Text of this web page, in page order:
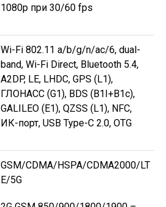
1080p при 30/60 fps
Wi-Fi 802.11 a/b/g/n/ac/6, dual-
band, Wi-Fi Direct, Bluetooth 5.4,
A2DP, LE, LHDC, GPS (L1),
ГЛОНАСС (G1), BDS (B1I+B1c),
GALILEO (E1), QZSS (L1), NFC,
ИК-порт, USB Type-C 2.0, OTG
GSM/CDMA/HSPA/CDMA2000/LT
E/5G